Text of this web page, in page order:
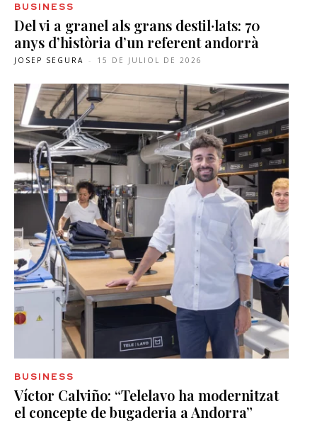
BUSINESS
Del vi a granel als grans destil·lats: 70
anys d’història d’un referent andorrà
JOSEP SEGURA - 15 DE JULIOL DE 2026
BUSINESS
Víctor Calviño: “Telelavo ha modernitzat
el concepte de bugaderia a Andorra”